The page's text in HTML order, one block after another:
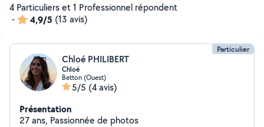
4 Particuliers et 1 Professionnel répondent
-
4,9/5 (13 avis)
Particulier
Chloé PHILIBERT
Chloé
Betton (Ouest)
5/5 (4 avis)
Présentation
27 ans, Passionnée de photos